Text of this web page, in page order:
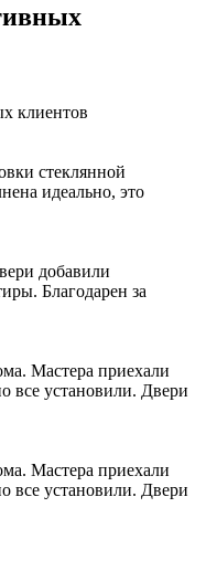
клиентов
стеклянной
идеально, это
добавили
Благодарен за
Мастера приехали
все установили. Двери
Мастера приехали
все установили. Двери